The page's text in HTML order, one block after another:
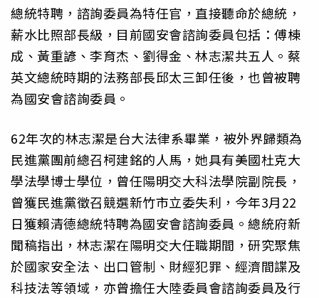
總統特聘，諮詢委員為特任官，直接聽命於總統，
薪水比照部長級，目前國安會諮詢委員包括：傅棟
成、黃重諺、李育杰、劉得金、林志潔共五人。蔡
英文總統時期的法務部長邱太三卸任後，也曾被聘
為國安會諮詢委員。
62年次的林志潔是台大法律系畢業，被外界歸類為
民進黨團前總召柯建銘的人馬，她具有美國杜克大
學法學博士學位，曾任陽明交大科法學院副院長，
曾獲民進黨徵召競選新竹市立委失利，今年3月22
日獲賴清德總統特聘為國安會諮詢委員。總統府新
聞稿指出，林志潔在陽明交大任職期間，研究聚焦
於國家安全法、出口管制、財經犯罪、經濟間諜及
科技法等領域，亦曾擔任大陸委員會諮詢委員及行